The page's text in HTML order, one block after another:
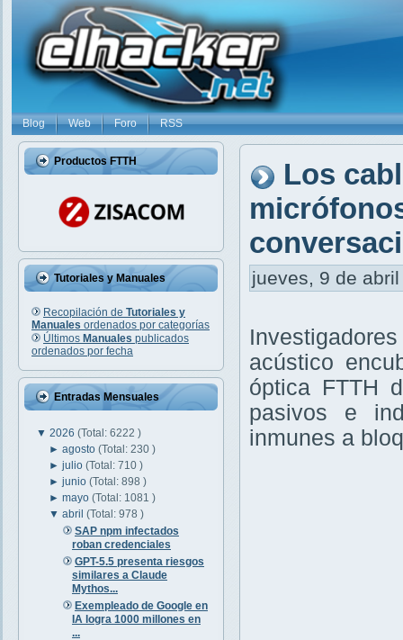
Blog Web Foro RSS
Productos FTTH
Tutoriales y Manuales
Recopilación de Tutoriales y
Manuales ordenados por categorías
Últimos Manuales publicados
ordenados por fecha
Entradas Mensuales
▼ 2026 (Total: 6222 )
►agosto(Total: 230 )
►julio(Total: 710 )
►junio(Total: 898 )
►mayo(Total: 1081 )
▼abril(Total: 978 )
SAP npm infectados
roban credenciales
GPT-5.5 presenta riesgos
similares a Claude
Mythos...
Exempleado de Google en
IA logra 1000 millones en
...
Los
jueves, 9 de
acústico
óptica FTTH
pasivos e
inmunes a